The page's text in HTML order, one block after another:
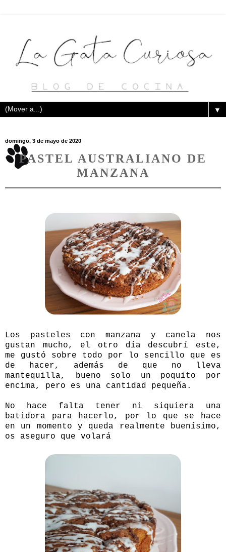
▼
domingo, 3 de mayo de 2020
PASTEL AUSTRALIANO DE
MANZANA
Los pasteles con manzana y canela nos
gustan mucho, el otro día descubrí este,
me gustó sobre todo por lo sencillo que es
de hacer, además de que no lleva
mantequilla, bueno solo un poquito por
encima, pero es una cantidad pequeña.
No hace falta tener ni siquiera una
batidora para hacerlo, por lo que se hace
en un momento y queda realmente buenísimo,
os aseguro que volará